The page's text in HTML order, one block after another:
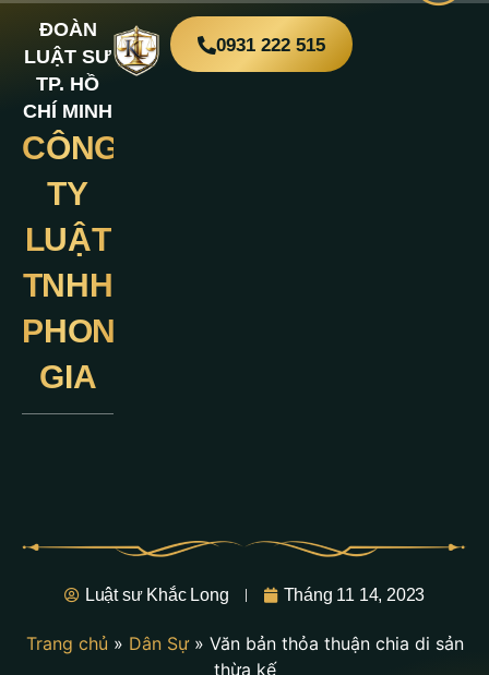
ĐOÀN
LUẬT SƯ
TP. HỒ
CHÍ MINH
CÔNG
TY
LUẬT
TNHH
PHONG
GIA
0931 222 515
Luật sư Khắc Long Tháng 11 14, 2023
Trang chủ » Dân Sự» Văn bản thỏa thuận chia di sản
thừa kế